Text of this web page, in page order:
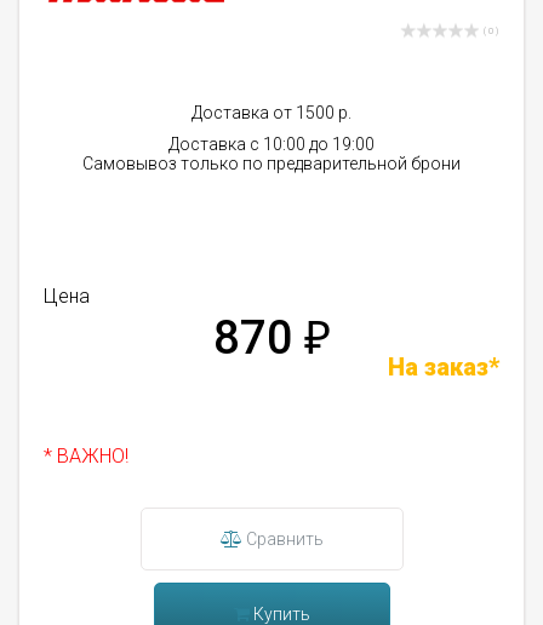
( 0 )
Доставка от 1500 р.
Доставка с 10:00 до 19:00
Самовывоз только по предварительной брони
Цена
870 ₽
На заказ*
* ВАЖНО!
Сравнить
Купить